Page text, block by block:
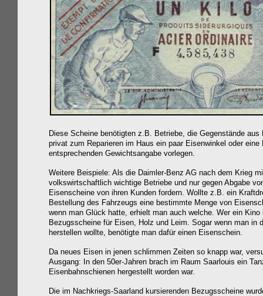
Diese Scheine benötigten z.B. Betriebe, die Gegenstände
privat zum Reparieren im Haus ein paar Eisenwinkel oder
entsprechenden Gewichtsangabe vorlegen.
Weitere Beispiele: Als die Daimler-Benz AG nach dem Krieg
volkswirtschaftlich wichtige Betriebe und nur gegen Abgabe
Eisenscheine von ihren Kunden fordern. Wollte z.B. ein
Bestellung des Fahrzeugs eine bestimmte Menge von
wenn man Glück hatte, erhielt man auch welche. Wer ein
Bezugsscheine für Eisen, Holz und Leim. Sogar wenn man in
herstellen wollte, benötigte man dafür einen Eisenschein.
Da neues Eisen in jenen schlimmen Zeiten so knapp war,
Ausgang: In den 50er-Jahren brach im Raum Saarlouis ein
Eisenbahnschienen hergestellt worden war.
Die im Nachkriegs-Saarland kursierenden Bezugsscheine